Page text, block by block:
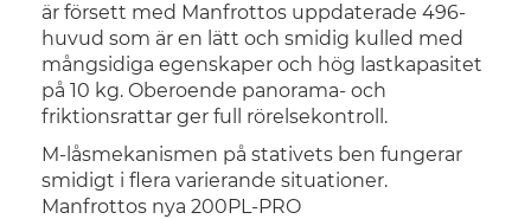
är försett med Manfrottos uppdaterade 496-
huvud som är en lätt och smidig kulled med
mångsidiga egenskaper och hög lastkapasitet
på 10 kg. Oberoende panorama- och
friktionsrattar ger full rörelsekontroll.
M-låsmekanismen på stativets ben fungerar
smidigt i flera varierande situationer.
Manfrottos nya 200PL-PRO